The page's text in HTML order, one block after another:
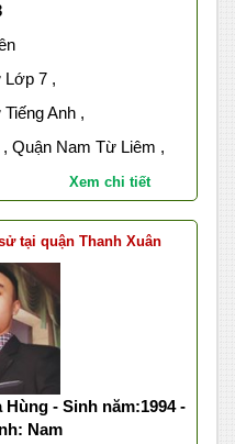
Lớp 7 ,
Anh ,
, Quận Nam Từ Liêm ,
Xem chi tiết
tại quận Thanh Xuân
Hùng - Sinh năm:1994 -
Nam